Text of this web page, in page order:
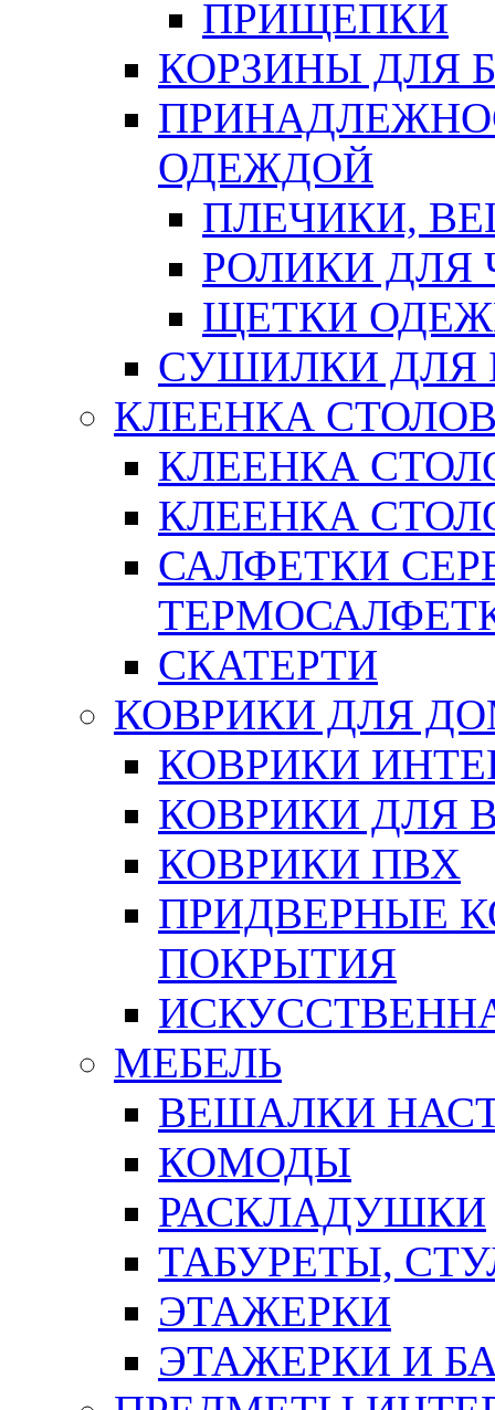
ПРИЩЕПКИ
КОРЗИНЫ ДЛЯ
ОДЕЖДОЙ
ПЛЕЧИКИ,
РОЛИКИ ДЛЯ
ЩЕТКИ
СУШИЛКИ ДЛЯ
КЛЕЕНКА
КЛЕЕНКА
КЛЕЕНКА
САЛФЕТКИ
СКАТЕРТИ
КОВРИКИ ДЛЯ
КОВРИКИ
КОВРИКИ ДЛЯ
КОВРИКИ ПВХ
ПРИДВЕРНЫЕ
ПОКРЫТИЯ
МЕБЕЛЬ
ВЕШАЛКИ
КОМОДЫ
РАСКЛАДУШКИ
ТАБУРЕТЫ,
ЭТАЖЕРКИ
ЭТАЖЕРКИ И